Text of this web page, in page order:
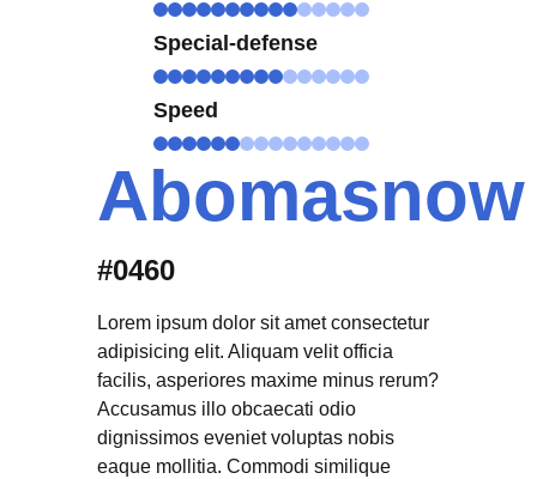
Special-defense
Speed
Abomasnow
#0460
Lorem ipsum dolor sit amet consectetur
adipisicing elit. Aliquam velit officia
facilis, asperiores maxime minus rerum?
Accusamus illo obcaecati odio
dignissimos eveniet voluptas nobis
eaque mollitia. Commodi similique